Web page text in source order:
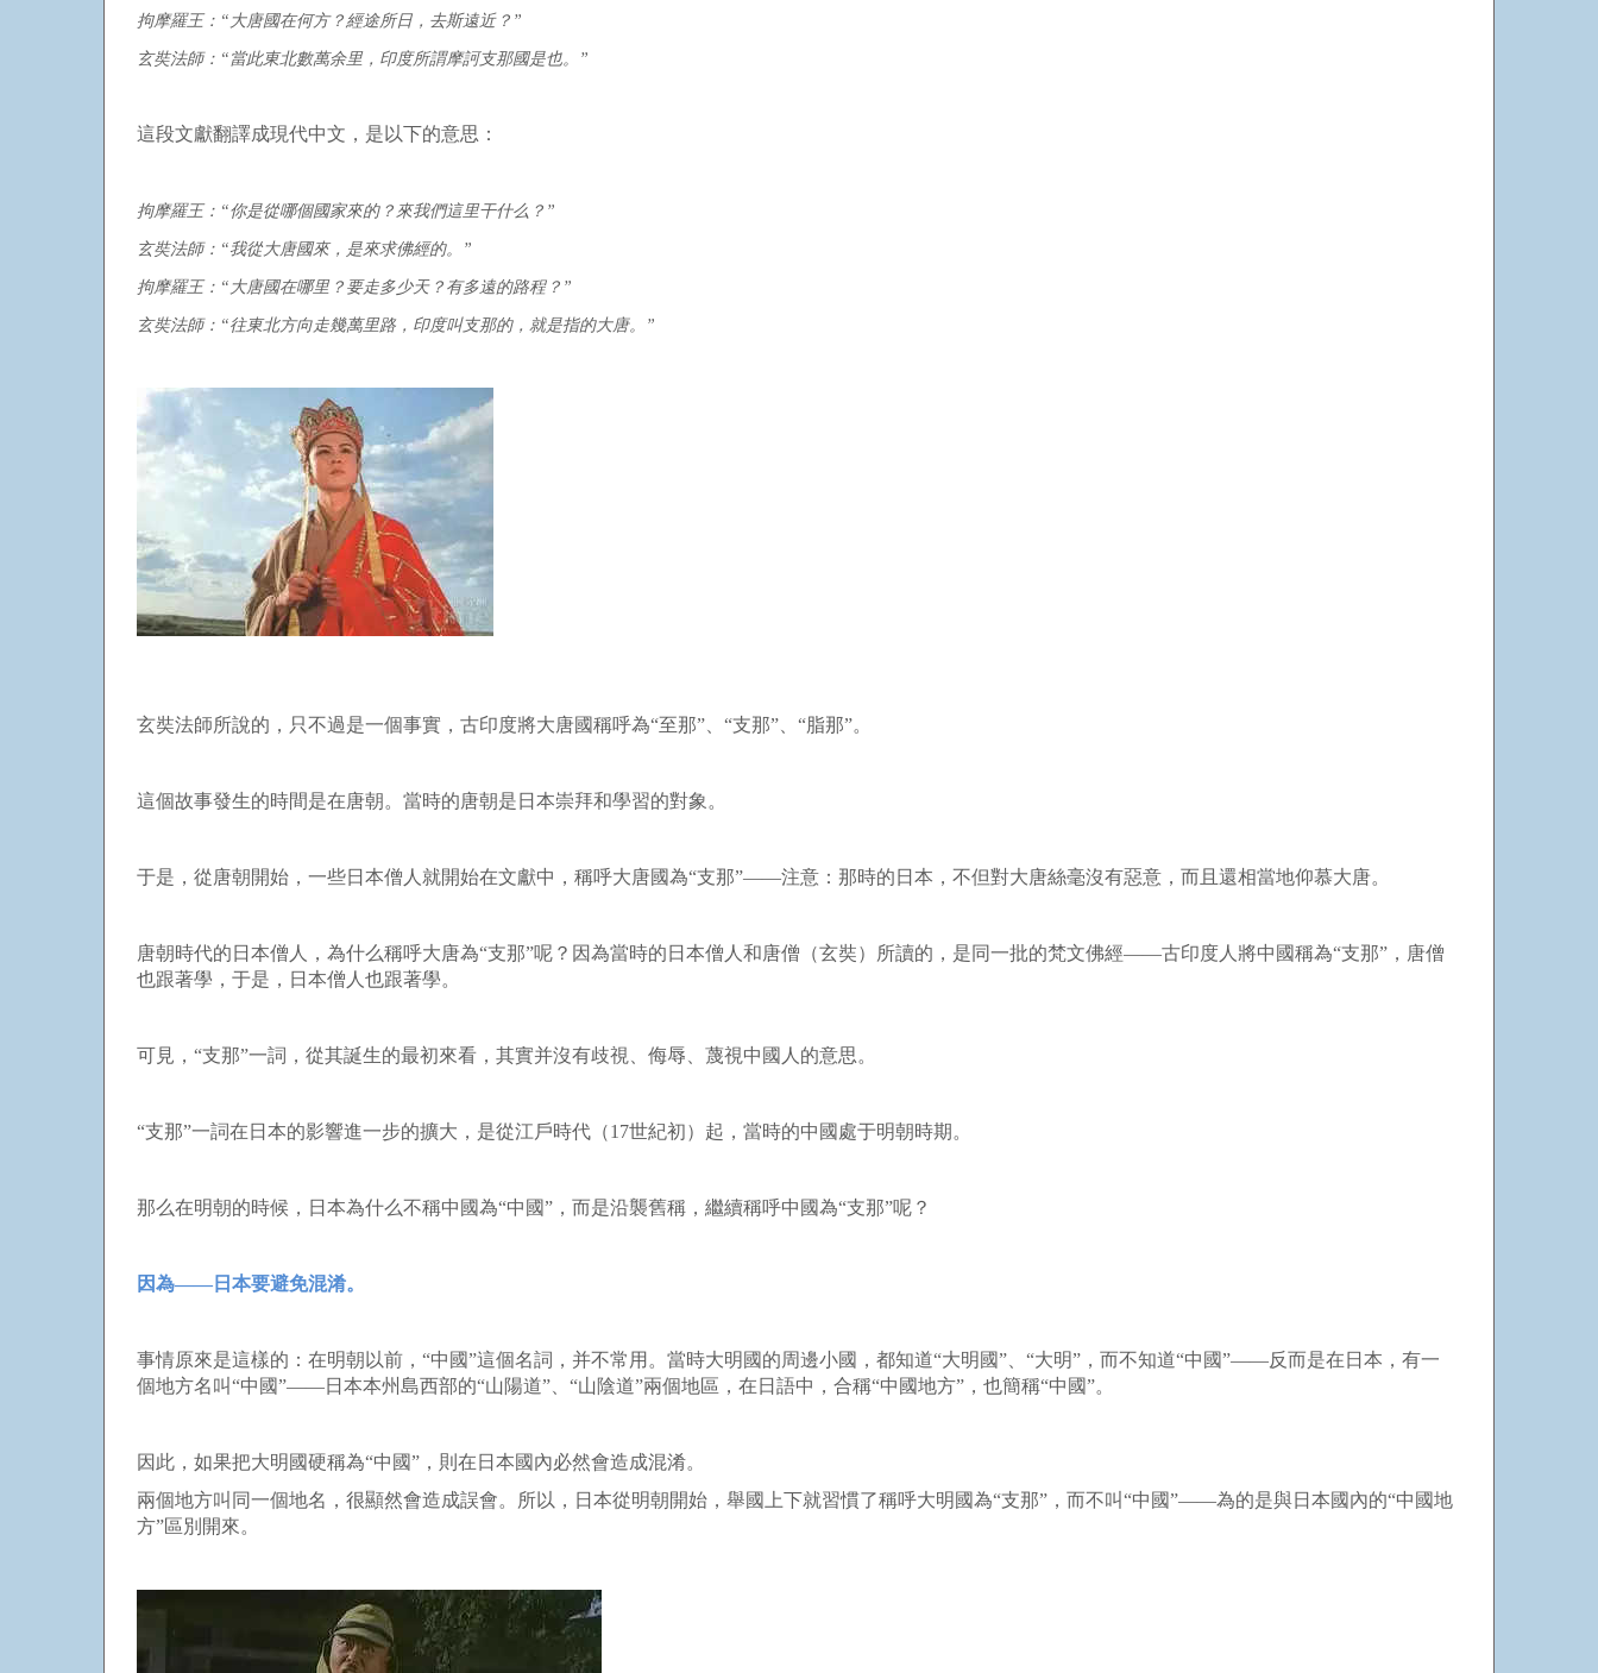
拘摩羅王：“大唐國在何方？經途所日，去斯遠近？”
玄奘法師：“當此東北數萬余里，印度所謂摩訶支那國是也。”
這段文獻翻譯成現代中文，是以下的意思：
拘摩羅王：“你是從哪個國家來的？來我們這里干什么？”
玄奘法師：“我從大唐國來，是來求佛經的。”
拘摩羅王：“大唐國在哪里？要走多少天？有多遠的路程？”
玄奘法師：“往東北方向走幾萬里路，印度叫支那的，就是指的大唐。”
玄奘法師所說的，只不過是一個事實，古印度將大唐國稱呼為“至那”、“支那”、“脂那”。
這個故事發生的時間是在唐朝。當時的唐朝是日本崇拜和學習的對象。
于是，從唐朝開始，一些日本僧人就開始在文獻中，稱呼大唐國為“支那”——注意：那時的日本，不但對大唐絲毫沒有惡意，而且還相當地仰慕大唐。
唐朝時代的日本僧人，為什么稱呼大唐為“支那”呢？因為當時的日本僧人和唐僧（玄奘）所讀的，是同一批的梵文佛經——古印度人將中國稱為“支那”，唐僧
也跟著學，于是，日本僧人也跟著學。
可見，“支那”一詞，從其誕生的最初來看，其實并沒有歧視、侮辱、蔑視中國人的意思。
“支那”一詞在日本的影響進一步的擴大，是從江戶時代（17世紀初）起，當時的中國處于明朝時期。
那么在明朝的時候，日本為什么不稱中國為“中國”，而是沿襲舊稱，繼續稱呼中國為“支那”呢？
因為——日本要避免混淆。
事情原來是這樣的：在明朝以前，“中國”這個名詞，并不常用。當時大明國的周邊小國，都知道“大明國”、“大明”，而不知道“中國”——反而是在日本，有一
個地方名叫“中國”——日本本州島西部的“山陽道”、“山陰道”兩個地區，在日語中，合稱“中國地方”，也簡稱“中國”。
因此，如果把大明國硬稱為“中國”，則在日本國內必然會造成混淆。
兩個地方叫同一個地名，很顯然會造成誤會。所以，日本從明朝開始，舉國上下就習慣了稱呼大明國為“支那”，而不叫“中國”——為的是與日本國內的“中國地
方”區別開來。